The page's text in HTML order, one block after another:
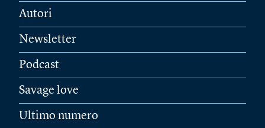
Autori
Newsletter
Podcast
Savage love
Ultimo numero